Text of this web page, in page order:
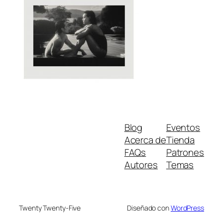
Blog
Acerca de
FAQs
Autores
Eventos
Tienda
Patrones
Temas
Twenty Twenty-Five Diseñado conWordPress